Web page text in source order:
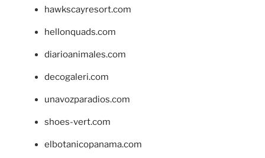
hawkscayresort.com
hellonquads.com
diarioanimales.com
decogaleri.com
unavozparadios.com
shoes-vert.com
elbotanicopanama.com